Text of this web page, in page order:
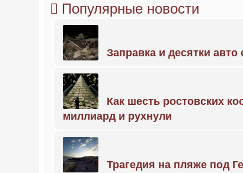
Популярные новости
Заправка и десятки авто
Как шесть ростовских
миллиард и рухнули
Трагедия на пляже под